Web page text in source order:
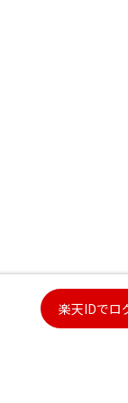
楽天IDでロ